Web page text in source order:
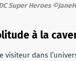
Super Heroes
à la
visiteur dans